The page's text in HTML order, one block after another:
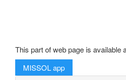
This part of web page is available
MISSOL app